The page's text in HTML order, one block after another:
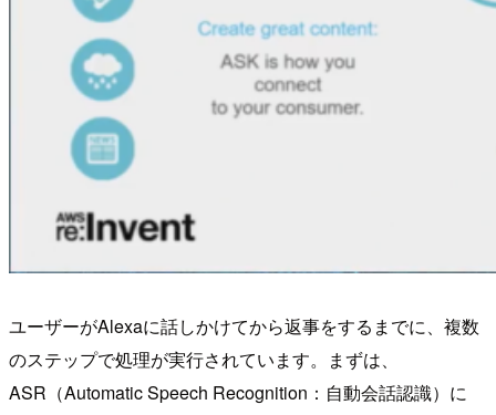
ユーザーがAlexaに話しかけてから返事をするまでに、複数
のステップで処理が実行されています。まずは、
ASR（Automatic Speech Recognition：自動会話認識）に